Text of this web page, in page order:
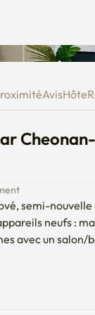
AvisHôte
semi-
neufs :
avec un
et une